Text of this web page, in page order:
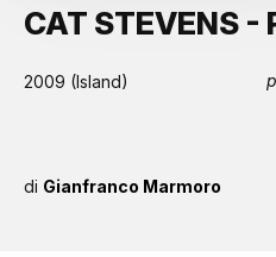
CAT STEVENS -
2009 (Island)
di Gianfranco Marmoro